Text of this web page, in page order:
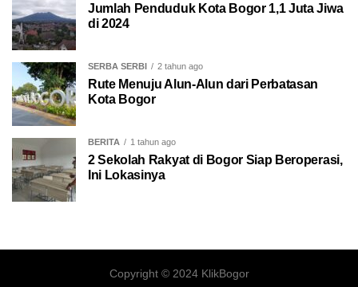
Jumlah Penduduk Kota Bogor 1,1 Juta Jiwa
di 2024
SERBA SERBI 2 tahun ago
Rute Menuju Alun-Alun dari Perbatasan
Kota Bogor
BERITA 1 tahun ago
2 Sekolah Rakyat di Bogor Siap Beroperasi,
Ini Lokasinya
Copyright © 2024 KlikBogor